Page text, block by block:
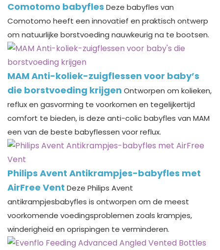
Comotomo babyfles Deze babyfles van
Comotomo heeft een innovatief en praktisch ontwerp
om natuurlijke borstvoeding nauwkeurig na te bootsen.
MAM Anti-koliek-zuigflessen voor baby’s
die borstvoeding krijgen Ontworpen om kolieken,
reflux en gasvorming te voorkomen en tegelijkertijd
comfort te bieden, is deze anti-colic babyfles van MAM
een van de beste babyflessen voor reflux.
Philips Avent Antikrampjes-babyfles met
AirFree Vent Deze Philips Avent
antikrampjesbabyfles is ontworpen om de meest
voorkomende voedingsproblemen zoals krampjes,
winderigheid en oprispingen te verminderen.